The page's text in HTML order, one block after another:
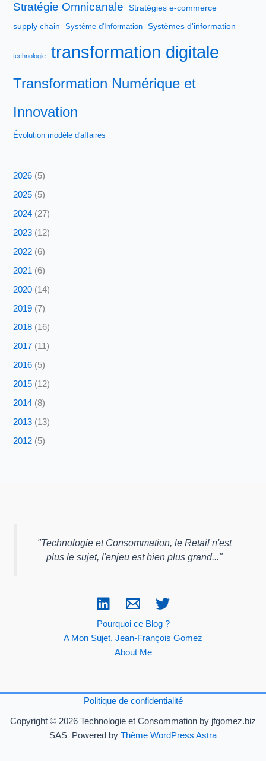
Stratégie Omnicanale
Stratégies e-commerce
supply chain
Système d'Information Systèmes d'information
technologie transformation digitale
Transformation Numérique et
Innovation
Évolution modèle d'affaires
2026 (5)
2025 (5)
2024 (27)
2023 (12)
2022 (6)
2021 (6)
2020 (14)
2019 (7)
2018 (16)
2017 (11)
2016 (5)
2015 (12)
2014 (8)
2013 (13)
2012 (5)
"Technologie et Consommation, le Retail n'est
plus le sujet, l'enjeu est bien plus grand... "
Pourquoi ce Blog ?
A Mon Sujet, Jean-François Gomez
About Me
Politique de confidentialité
Copyright © 2026 Technologie et Consommation by jfgomez.biz
SAS Powered by Thème WordPress Astra